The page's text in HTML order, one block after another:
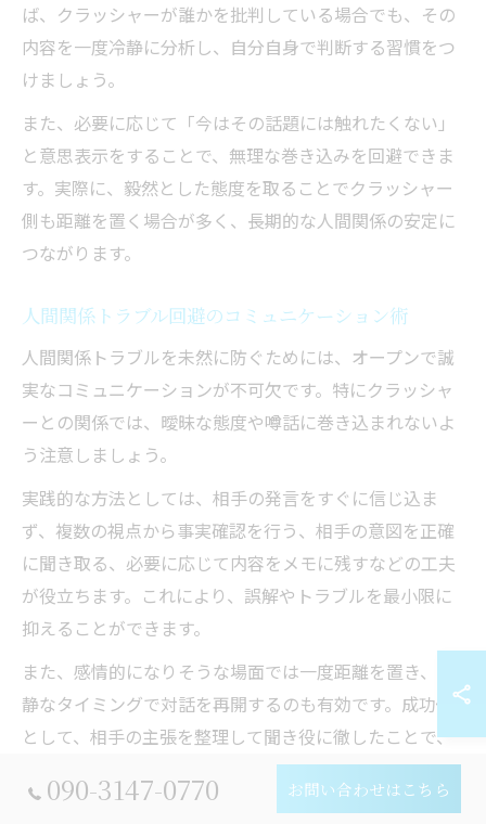
ば、クラッシャーが誰かを批判している場合でも、その
内容を一度冷静に分析し、自分自身で判断する習慣をつ
けましょう。
また、必要に応じて「今はその話題には触れたくない」
と意思表示をすることで、無理な巻き込みを回避できま
す。実際に、毅然とした態度を取ることでクラッシャー
側も距離を置く場合が多く、長期的な人間関係の安定に
つながります。
人間関係トラブル回避のコミュニケーション術
人間関係トラブルを未然に防ぐためには、オープンで誠
実なコミュニケーションが不可欠です。特にクラッシャ
ーとの関係では、曖昧な態度や噂話に巻き込まれないよ
う注意しましょう。
実践的な方法としては、相手の発言をすぐに信じ込ま
ず、複数の視点から事実確認を行う、相手の意図を正確
に聞き取る、必要に応じて内容をメモに残すなどの工夫
が役立ちます。これにより、誤解やトラブルを最小限に
抑えることができます。
また、感情的になりそうな場面では一度距離を置き、冷
静なタイミングで対話を再開するのも有効です。成功例
として、相手の主張を整理して聞き役に徹したことで、
無用な争いを避けられたという声も多く聞かれます。
090-3147-0770 お問い合わせはこちら